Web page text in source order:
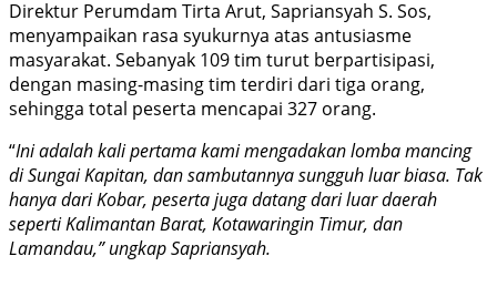
Direktur Perumdam Tirta Arut, Sapriansyah S. Sos,
menyampaikan rasa syukurnya atas antusiasme
masyarakat. Sebanyak 109 tim turut berpartisipasi,
dengan masing-masing tim terdiri dari tiga orang,
sehingga total peserta mencapai 327 orang.
“Ini adalah kali pertama kami mengadakan lomba mancing
di Sungai Kapitan, dan sambutannya sungguh luar biasa. Tak
hanya dari Kobar, peserta juga datang dari luar daerah
seperti Kalimantan Barat, Kotawaringin Timur, dan
Lamandau,” ungkap Sapriansyah.